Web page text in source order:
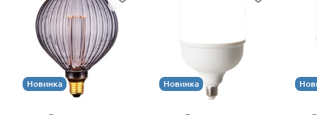
Новинка Новинка